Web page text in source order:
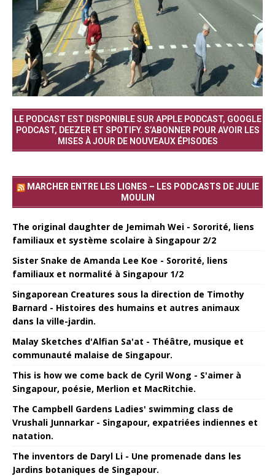
LE PODCAST EST DISPONIBLE SUR APPLE PODCAST, GOOGLE
PODCAST, DEEZER ET SPOTIFY. S’ABONNER POUR AVOIR LES
MISES À JOUR DE NOUVEAUX ÉPISODES
MARCHER ENTRE LES LIGNES – LES PODCASTS DE JULIE
MOULIN
The original daughter de Jemimah Wei - Sororité, liens
familiaux et système scolaire à Singapour 2/2
Sister Snake de Amanda Lee Koe - Sororité, liens
familiaux et normalité à Singapour 1/2
Singaporean Creatures sous la direction de Timothy
Barnard - Histoires des humains et autres animaux
dans la ville-jardin.
Malay Sketches d'Alfian Sa'at - Théâtre, musique et
communauté malaise de Singapour.
This is how we come back de Cyril Wong - S'aimer à
Singapour, poésie, Merlion et MacRitchie.
The Campbell Gardens Ladies' swimming class de
Vrushali Junnarkar - Singapour, expatriées indiennes et
natation.
The inventors de Daryl Li - Une promenade dans les
Jardins botaniques de Singapour.